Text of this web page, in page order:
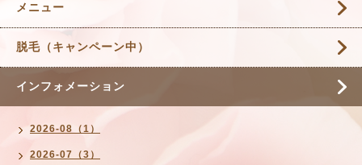
メニュー
脱毛（キャンペーン中）
インフォメーション
2026-08（1）
2026-07（3）